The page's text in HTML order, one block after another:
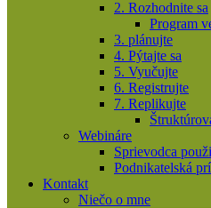
2. Rozhodnite sa
Program
3. plánujte
4. Pýtajte sa
5. Vyučujte
6. Registrujte
7. Replikujte
Webináre
Sprievodca
Podnikatelská
Kontakt
Niečo o mne